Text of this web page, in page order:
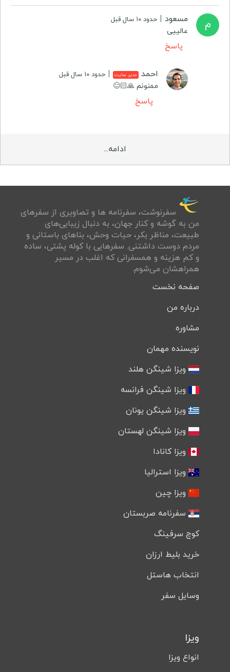
م مسعود حدود ۱۰ سال قبل
عالییی
پاسخ
احمد مدیر سایت حدود ۱۰ سال قبل
ممنونم 🙏🏻😊
پاسخ
ادامه...
سفرنوشت‌، سفرنامه ها و تصاويری از سفرهای
من به گوشه و كنار جهان، به دنبال زيبايی‌های
طبيعت، مناظر بكر، حيات وحش، بناهای باستانی و
مردم دوست داشتنی. سفرهايی با کوله پشتی، ساده
و كم هزينه و همسفرانی كه اغلب در مسير
همراهشان می‌شوم.
صفحه نخست
درباره من
مشاوره
نویسنده مهمان
ویزا شینگن هلند
ویزا شینگن فرانسه
ویزا شینگن یونان
ویزا شینگن لهستان
ویزا کانادا
ویزا استرالیا
ویزا چین
سفرنامه صربستان
کوچ سرفینگ
خرید بلیط ارزان
انتخاب هاستل
وسایل سفر
ویزا
انواع ویزا